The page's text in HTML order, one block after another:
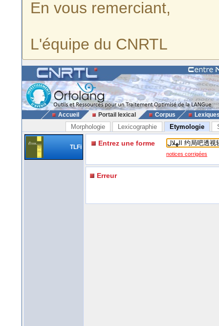
En vous remerciant,
L'équipe du CNRTL
Accueil Portail lexical Corpus
Morphologie Lexicographie Etymologie
TLFi Entrez une forme
notices corrigées
Erreur